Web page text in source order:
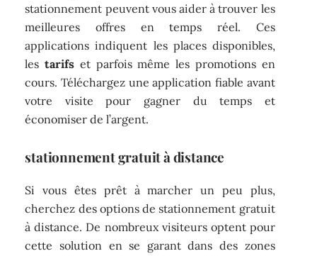
stationnement peuvent vous aider à trouver les
meilleures offres en temps réel. Ces
applications indiquent les places disponibles,
lestarifs et parfois même les promotions en
cours. Téléchargez une application fiable avant
votre visite pour gagner du temps et
économiser de l’argent.
stationnement gratuit à distance
Si vous êtes prêt à marcher un peu plus,
cherchez des options de stationnement gratuit
à distance. De nombreux visiteurs optent pour
cette solution en se garant dans des zones